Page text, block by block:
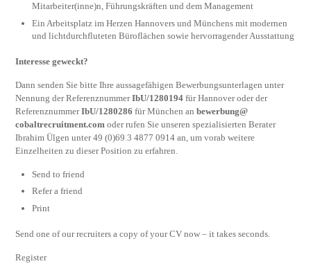
Mitarbeiter(inne)n, Führungskräften und dem Management
Ein Arbeitsplatz im Herzen Hannovers und Münchens mit modernen
und lichtdurchfluteten Büroflächen sowie hervorragender Ausstattung
Interesse geweckt?
Dann senden Sie bitte Ihre aussagefähigen Bewerbungsunterlagen unter
Nennung der ReferenznummerIbU/1280194 für Hannover oder der
ReferenznummerIbU/1280286 für München anbewerbung@​
cobaltrecruitment.com oder rufen Sie unseren spezialisierten Berater
Ibrahim Ülgen unter 49 (0)69 3 4877 0914 an, um vorab weitere
Einzelheiten zu dieser Position zu erfahren.
Send to friend
Refer a friend
Print
Send one of our recruiters a copy of your CV now – it takes seconds.
Register